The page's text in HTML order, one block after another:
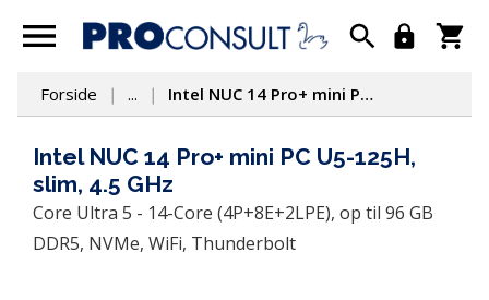
Forside ... Intel NUC 14 Pro+ mini PC U5-125H, slim, 4.5 GHz
Intel NUC 14 Pro+ mini PC U5-125H,
slim, 4.5 GHz
Core Ultra 5 - 14-Core (4P+8E+2LPE), op til 96 GB
DDR5, NVMe, WiFi, Thunderbolt